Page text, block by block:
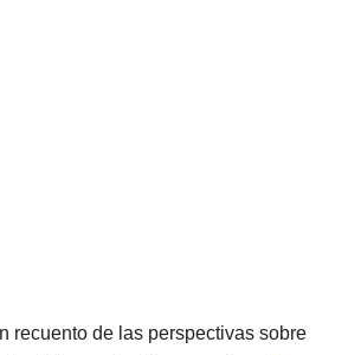
recuento de las perspectivas sobre